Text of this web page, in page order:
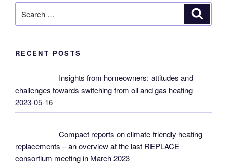
for:
RECENT POSTS
Insights from homeowners: attitudes and
challenges towards switching from oil and gas heating
2023-05-16
Compact reports on climate friendly heating
replacements – an overview at the last REPLACE
consortium meeting in March 2023